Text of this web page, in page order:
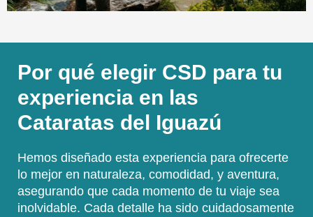
Por qué elegir CSD para tu
experiencia en las
Cataratas del Iguazú
Hemos diseñado esta experiencia para ofrecerte
lo mejor en naturaleza, comodidad, y aventura,
asegurando que cada momento de tu viaje sea
inolvidable. Cada detalle ha sido cuidadosamente